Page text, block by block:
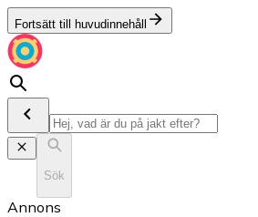
Fortsätt till huvudinnehåll
Sök
Annons